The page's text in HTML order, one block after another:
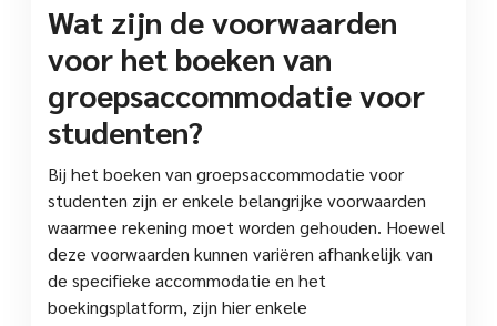
Wat zijn de voorwaarden
voor het boeken van
groepsaccommodatie voor
studenten?
Bij het boeken van groepsaccommodatie voor
studenten zijn er enkele belangrijke voorwaarden
waarmee rekening moet worden gehouden. Hoewel
deze voorwaarden kunnen variëren afhankelijk van
de specifieke accommodatie en het
boekingsplatform, zijn hier enkele